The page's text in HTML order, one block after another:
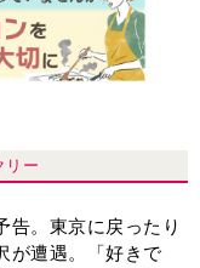
リー
告。東京に戻ったり
が遭遇。「好きで